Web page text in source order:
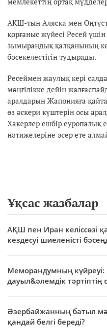
АҚШ-тың Аляска мен
қорғаныс жүйесі Ресей
зымырандық қалқанының
бәсекелестігін тудырады.
Ресеймен жаулық кері
мәңгілікке дейін
аралдарын Жапонияға
өз әскери күштерін осы
Хакерлер ешбір еуропалық
нәтижелеріне әсер ете
Ұқсас жазбалар
АҚШ пен Иран келіссөзі
кездесуі шиеленісті
Меморандумның
дауыл&әлемдік
Әзербайжанның батыл
қандай белгі береді?